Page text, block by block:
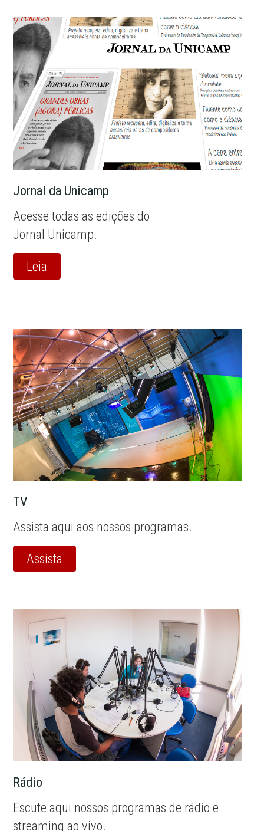
Jornal da Unicamp
Acesse todas as edições do
Jornal Unicamp.
Leia
TV
Assista aqui aos nossos programas.
Assista
Rádio
Escute aqui nossos programas de rádio e
streaming ao vivo.